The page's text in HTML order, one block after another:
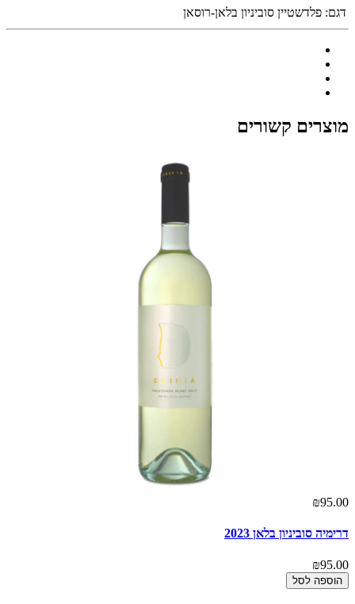
דגם: פלדשטיין סוביניון בלאן-רוסאן
מוצרים קשורים
₪95.00
דרימיה סוביניון בלאן 2023
₪95.00
הוספה לסל